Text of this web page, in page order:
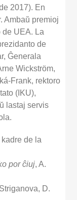
2017). En
Ambaŭ premioj
UEA. La
de
Ĝenerala
Wickström,
Frank, rektoro
(IKU),
lastaj servis
de la
por ĉiuj, A.
D.